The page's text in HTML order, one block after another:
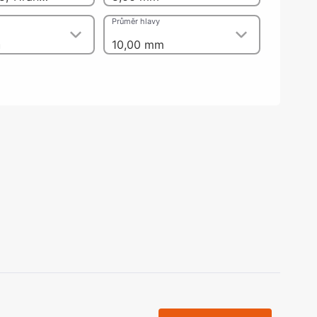
nohy, Nábytkové nohy a
nastavení
kování
10,00 mm
Průměr hlavy